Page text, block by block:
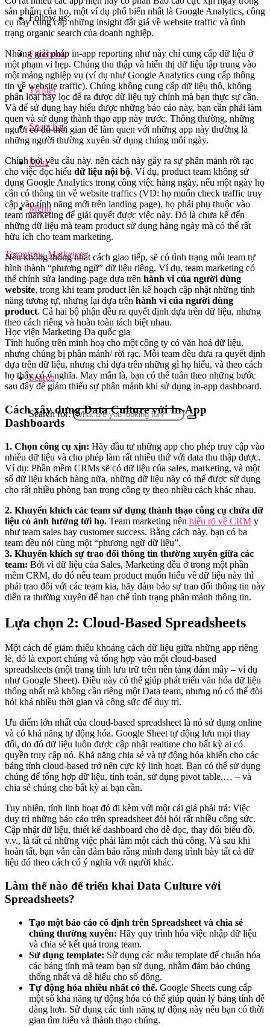
Follow us:
Facebook
Twitter
Snapchat
More
Menu
Tomorrow Marketers
Học viện Marketing Đa quốc gia
Search
Search for:
sản phẩm của họ, một ví dụ phổ biến nhất là Google Analytics, công
cụ này cung cấp những insight đắt giá về website traffic và tình
trạng organic search của doanh nghiệp.
Những giải pháp in-app reporting như này chỉ cung cấp dữ liệu ở
một phạm vi hẹp. Chúng thu thập và hiển thị dữ liệu tập trung vào
một mảng nghiệp vụ (ví dụ như Google Analytics cung cấp thông
tin về website traffic). Chúng không cung cấp dữ liệu thô, không
phân loại hay lọc để ra được dữ liệu tuỳ chỉnh mà bạn thực sự cần.
Và để sử dụng hay hiểu được những báo cáo này, bạn cần phải làm
quen và sử dụng thành thạo app này trước. Thông thường, những
người có đủ thời gian để làm quen với những app này thường là
những người thường xuyên sử dụng chúng mỗi ngày.
Chính bởi yêu cầu này, nên cách này gây ra sự phân mảnh rời rạc
cho việc đọc hiểu dữ liệu nội bộ. Ví dụ, product team không sử
dụng Google Analytics trong công việc hàng ngày, nếu một ngày họ
cần có thông tin về website traffics (VD: họ muốn check traffic truy
cập vào tính năng mới trên landing page), họ phải phụ thuộc vào
team marketing để giải quyết được việc này. Đó là chưa kể đến
những dữ liệu mà team product sử dụng hàng ngày mà có thể rất
hữu ích cho team marketing.
Nếu không thống nhất cách giao tiếp, sẽ có tình trạng mỗi team tự
hình thành “phương ngữ” dữ liệu riêng. Ví dụ, team marketing có
thể chỉnh sửa landing-page dựa trên hành vi của người dùng
website, trong khi team product lên kế hoạch cập nhật những tính
năng tương tự, nhưng lại dựa trên hành vi của người dùng
product. Cả hai bộ phận đều ra quyết định dựa trên dữ liệu, nhưng
theo cách riêng và hoàn toàn tách biệt nhau.
Tình huống trên minh hoạ cho một công ty có văn hoá dữ liệu,
nhưng chúng bị phân mảnh/ rời rạc. Mỗi team đều đưa ra quyết định
dựa trên dữ liệu, nhưng chỉ dựa trên những gì họ hiểu, và theo cách
họ thấy có ý nghĩa. May mắn là, bạn có thể tuân theo những bước
sau đây để giảm thiểu sự phân mảnh khi sử dụng in-app dashboard.
Cách xây dựng Data Culture với In-App
Dashboards
1. Chọn công cụ xịn: Hãy đầu tư những app cho phép truy cập vào
nhiều dữ liệu và cho phép làm rất nhiều thứ với data thu thập được.
Ví dụ: Phần mềm CRMs sẽ có dữ liệu của sales, marketing, và một
số dữ liệu khách hàng nữa, những dữ liệu này có thể được sử dụng
cho rất nhiều phòng ban trong công ty theo nhiều cách khác nhau.
2. Khuyến khích các team sử dụng thành thạo công cụ chứa dữ
liệu có ảnh hưởng tới họ. Team marketing nên hiểu rõ về CRM y
như team sales hay customer success. Bằng cách này, bạn có ba
team đều nói cùng một “phương ngữ dữ liệu”.
3. Khuyến khích sự trao đổi thông tin thường xuyên giữa các
team: Bởi vì dữ liệu của Sales, Marketing đều ở trong một phần
mềm CRM, do đó nếu team product muốn hiểu về dữ liệu này thì
phải trao đổi với các team kia, hãy đảm bảo sự trao đổi thông tin này
diễn ra thường xuyên để hạn chế tình trạng phân mảnh thông tin.
Lựa chọn 2: Cloud-Based Spreadsheets
Một cách để giảm thiểu khoảng cách dữ liệu giữa những app riêng
lẻ, đó là export chúng và tổng hợp vào một cloud-based
spreadsheets (một trang tính lưu trữ trên nền tảng đám mây – ví dụ
như Google Sheet). Điều này có thể giúp phát triển văn hóa dữ liệu
thống nhất mà không cần riêng một Data team, nhưng nó có thể đòi
hỏi khá nhiều thời gian và công sức để duy trì.
Ưu điểm lớn nhất của cloud-based spreadsheet là nó sử dụng online
và có khả năng tự động hóa. Google Sheet tự động lưu mọi thay
đổi, do đó dữ liệu luôn được cập nhật realtime cho bất kỳ ai có
quyền truy cập nó. Khả năng chia sẻ và tự động hóa khiến cho các
bảng tính cloud-based trở nên cực kỳ linh hoạt. Bạn có thể sử dụng
chúng để tổng hợp dữ liệu, tính toán, sử dụng pivot table,… – và
chia sẻ chúng cho bất kỳ ai bạn cần.
Tuy nhiên, tính linh hoạt đó đi kèm với một cái giá phải trả: Việc
duy trì những báo cáo trên spreadsheet đòi hỏi rất nhiều công sức.
Cập nhật dữ liệu, thiết kế dashboard cho dễ đọc, thay đổi biểu đồ,
v.v., là tất cả những việc phải làm một cách thủ công. Và sau khi
hoàn tất, bạn vẫn cần đảm bảo rằng mình đang trình bày tất cả dữ
liệu đó theo cách có ý nghĩa với người khác.
Làm thế nào để triển khai Data Culture với
Spreadsheets?
Tạo một báo cáo cố định trên Spreadsheet và chia sẻ
chúng thường xuyên: Hãy quy trình hóa việc nhập dữ liệu
và chia sẻ kết quả trong team.
Sử dụng template: Sử dụng các mẫu template để chuẩn hóa
các bảng tính mà team bạn sử dụng, nhằm đảm bảo chúng
thống nhất và dễ hiểu cho số đông.
Tự động hóa nhiều nhất có thể. Google Sheets cung cấp
một số khả năng tự động hóa có thể giúp quản lý bảng tính dễ
dàng hơn. Sử dụng các tính năng tự động này nếu bạn có thời
gian tìm hiểu và thành thạo chúng.